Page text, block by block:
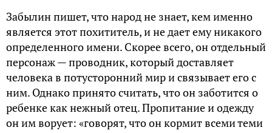
Забылин пишет, что народ не знает, кем именно
является этот похититель, и не дает ему никакого
определенного имени. Скорее всего, он отдельный
персонаж — проводник, который доставляет
человека в потусторонний мир и связывает его с
ним. Однако принято считать, что он заботится о
ребенке как нежный отец. Пропитание и одежду
он им ворует: «говорят, что он кормит всеми теми